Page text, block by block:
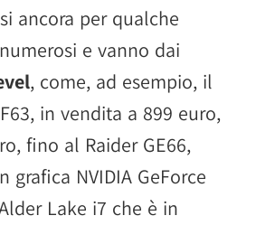
ancora per qualche
e vanno dai
, come, ad esempio, il
in vendita a 899 euro,
fino al Raider GE66,
grafica NVIDIA GeForce
Lake i7 che è in